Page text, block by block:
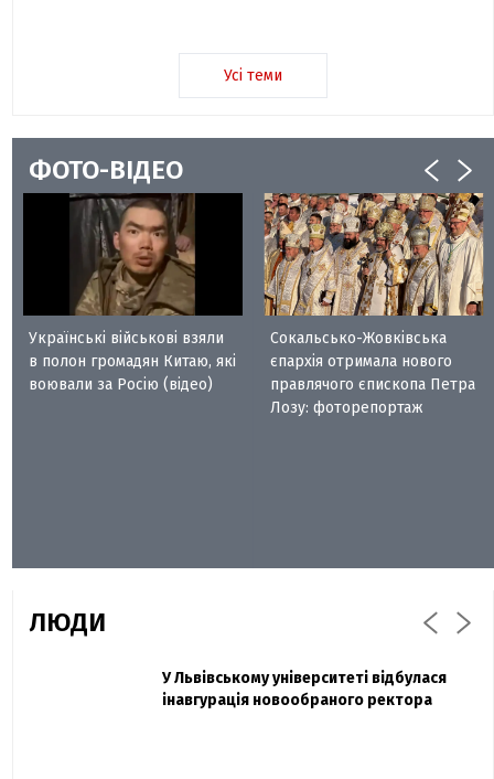
Усі теми
ФОТО-ВІДЕО
Українські військові взяли
в полон громадян Китаю, які
воювали за Росію (відео)
Сокальсько-Жовківська
єпархія отримала нового
правлячого єпископа Петра
Лозу: фоторепортаж
ЛЮДИ
Павло Дак
«Час не лікує, лише притуплює біль»:
Захисник "Азовсталі" Діанов вдруге
одружився та показав фото з весілля
У Львівському університеті відбулася
інавгурація новообраного ректора